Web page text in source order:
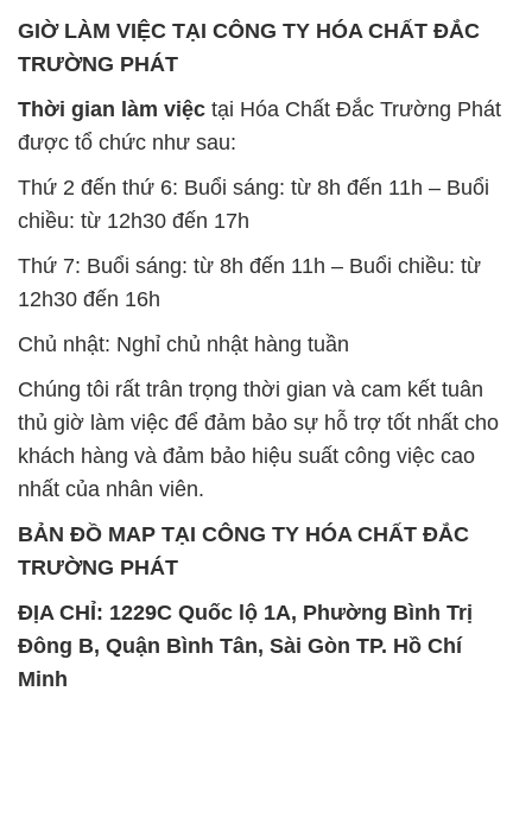
GIỜ LÀM VIỆC TẠI CÔNG TY HÓA CHẤT ĐẮC
TRƯỜNG PHÁT
Thời gian làm việc tại Hóa Chất Đắc Trường Phát
được tổ chức như sau:
Thứ 2 đến thứ 6: Buổi sáng: từ 8h đến 11h – Buổi
chiều: từ 12h30 đến 17h
Thứ 7: Buổi sáng: từ 8h đến 11h – Buổi chiều: từ
12h30 đến 16h
Chủ nhật: Nghỉ chủ nhật hàng tuần
Chúng tôi rất trân trọng thời gian và cam kết tuân
thủ giờ làm việc để đảm bảo sự hỗ trợ tốt nhất cho
khách hàng và đảm bảo hiệu suất công việc cao
nhất của nhân viên.
BẢN ĐỒ MAP TẠI CÔNG TY HÓA CHẤT ĐẮC
TRƯỜNG PHÁT
ĐỊA CHỈ: 1229C Quốc lộ 1A, Phường Bình Trị
Đông B, Quận Bình Tân, Sài Gòn TP. Hồ Chí
Minh